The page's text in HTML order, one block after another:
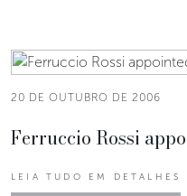
20 DE OUTUBRO DE 2006
Ferruccio Rossi
LEIA TUDO EM DETALHES